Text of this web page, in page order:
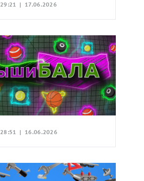
29:21 | 17.06.2026
28:51 | 16.06.2026